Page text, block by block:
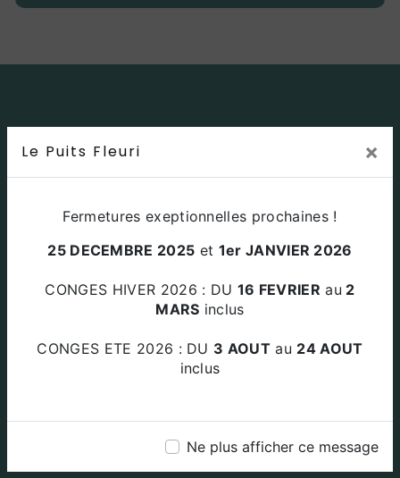
Le Puits Fleuri ×
Fermetures exeptionnelles prochaines !
25 DECEMBRE 2025 et 1er JANVIER 2026
CONGES HIVER 2026 : DU 16 FEVRIER au 2
MARS inclus
CONGES ETE 2026 : DU 3 AOUT au 24 AOUT
inclus
Ne plus afficher ce message
Adresse
BEAUMETTES
Téléphone
04 90 72 45 49